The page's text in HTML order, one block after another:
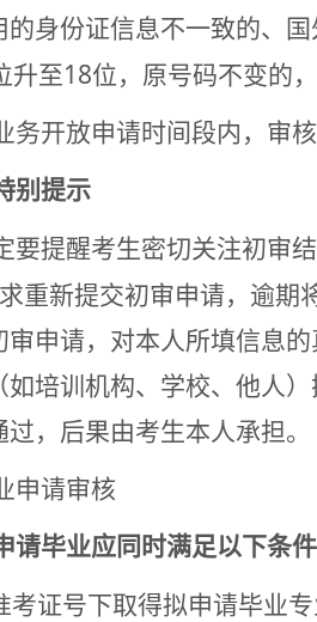
的身份证信息不一致的、
升至18位，原号码不变的
务开放申请时间段内，审
别提示
要提醒考生密切关注初审
重新提交初审申请，逾期
审申请，对本人所填信息
如培训机构、学校、他人
，后果由考生本人承担。
申请审核
请毕业应同时满足以下条
考证号下取得拟申请毕业